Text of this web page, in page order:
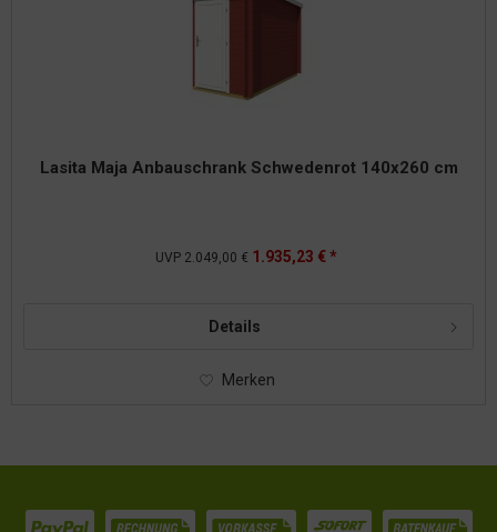
Lasita Maja Anbauschrank Schwedenrot 140x260 cm
UVP 2.049,00 € 1.935,23 € *
Details
Merken